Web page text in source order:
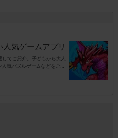
人気ゲームアプリ
てご紹介。子どもから大人
気パズルゲームなどをご紹